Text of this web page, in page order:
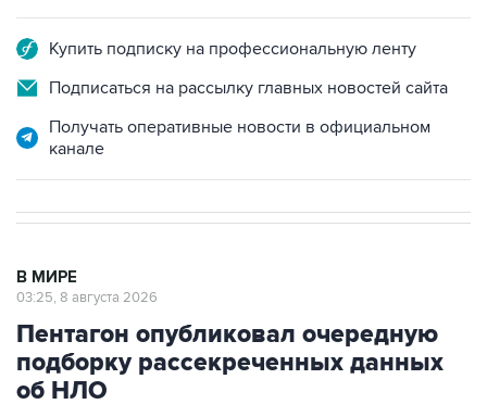
Подписаться на рассылку главных новостей сайта
Получать оперативные новости в официальном
Пентагон опубликовал очередную
подборку рассекреченных данных
об НЛО
Москва. 8 августа. INTERFAX.RU - Пентагон